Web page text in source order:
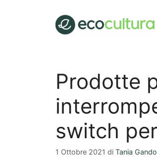
Prodotte
switch
1 Ottobre 2021 di Tania